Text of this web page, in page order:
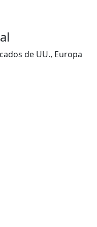
de UU., Europa